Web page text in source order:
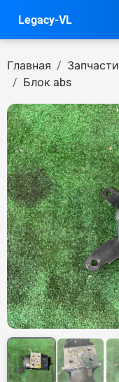
Legacy-VL
Главная Запчасти
Блок abs